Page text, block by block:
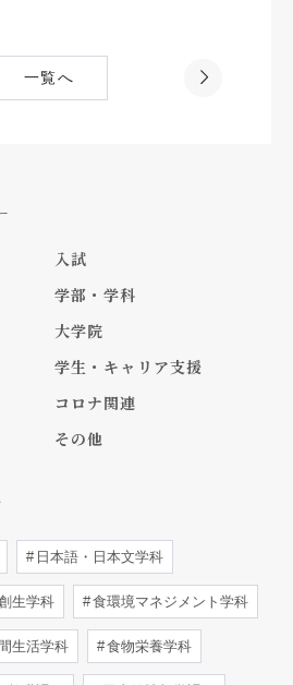
一覧へ
入試
学部・学科
大学院
学生・キャリア支援
コロナ関連
その他
日本語・日本文学科
生学科 食環境マネジメント学科
生活学科 食物栄養学科